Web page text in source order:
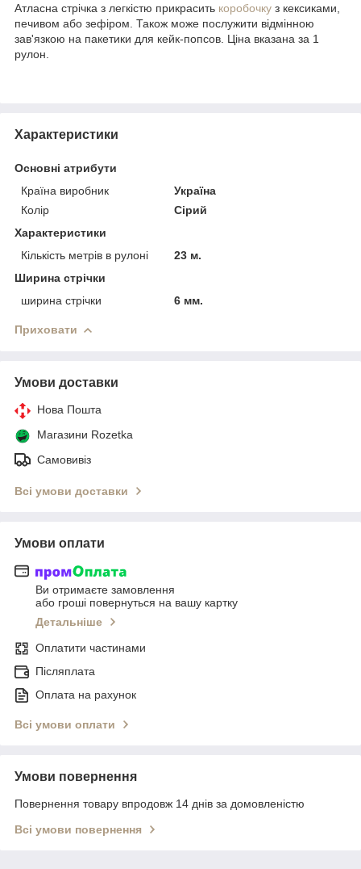
Атласна стрічка з легкістю прикрасить коробочку з кексиками,
печивом або зефіром. Також може послужити відмінною
зав'язкою на пакетики для кейк-попсов. Ціна вказана за 1
рулон.
Характеристики
Основні атрибути
Країна виробник
Україна
Колір
Сірий
Характеристики
Кількість метрів в рулоні
23 м.
Ширина стрічки
ширина стрічки
6 мм.
Приховати
Умови доставки
Нова Пошта
Магазини Rozetka
Самовивіз
Всі умови доставки
Умови оплати
Ви отримаєте замовлення
або гроші повернуться на вашу картку
Детальніше
Оплатити частинами
Післяплата
Оплата на рахунок
Всі умови оплати
Умови повернення
Повернення товару впродовж 14 днів за домовленістю
Всі умови повернення